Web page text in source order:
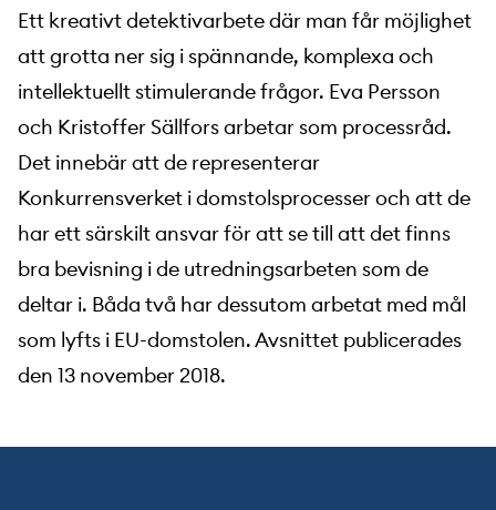
Ett kreativt detektivarbete där man får möjlighet
att grotta ner sig i spännande, komplexa och
intellektuellt stimulerande frågor. Eva Persson
och Kristoffer Sällfors arbetar som processråd.
Det innebär att de representerar
Konkurrensverket i domstolsprocesser och att de
har ett särskilt ansvar för att se till att det finns
bra bevisning i de utredningsarbeten som de
deltar i. Båda två har dessutom arbetat med mål
som lyfts i EU-domstolen. Avsnittet publicerades
den 13 november 2018.